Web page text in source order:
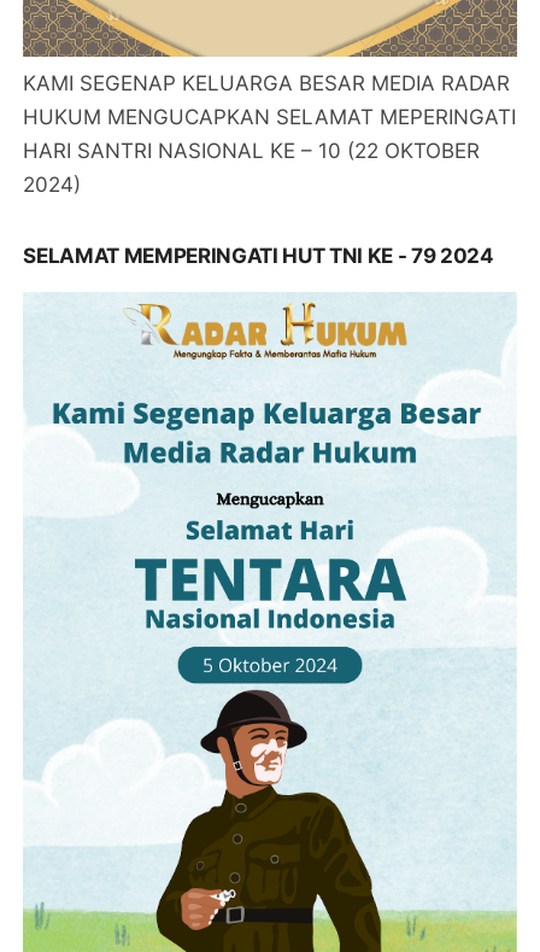
KAMI SEGENAP KELUARGA BESAR MEDIA RADAR
HUKUM MENGUCAPKAN SELAMAT MEPERINGATI
HARI SANTRI NASIONAL KE – 10 (22 OKTOBER
2024)
SELAMAT MEMPERINGATI HUT TNI KE - 79 2024